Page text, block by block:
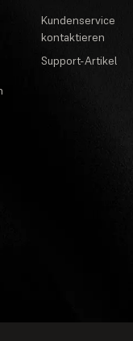
Kundenservice
kontaktieren
Support-Artikel